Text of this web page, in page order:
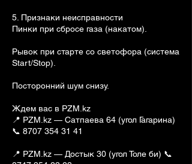
5. Признаки неисправности
Пинки при сбросе газа (накатом).
Рывок при старте со светофора (система
Start/Stop).
Посторонний шум снизу.
Ждем вас в PZM.kz
📍 PZM.kz — Сатпаева 64 (угол Гагарина)
📞 8707 354 31 41
📍 PZM.kz — Достык 30 (угол Толе би) 📞